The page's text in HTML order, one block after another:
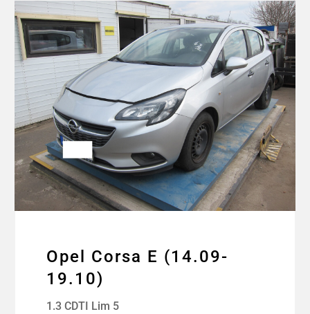
Opel Corsa E (14.09-
19.10)
1.3 CDTI Lim 5